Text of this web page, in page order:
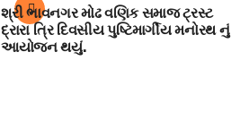
શ્રી ભાવનગર મોઢ વણિક સમાજ ટ્રસ્ટ
દ્રારા ત્રિ દિવસીય પુષ્ટિમાર્ગીય મનોરથ નું
આયોજન થયું.